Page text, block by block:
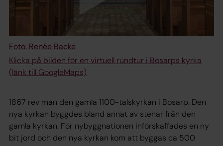
Foto: Renée Backe
Klicka på bilden för en virtuell rundtur i Bosarps kyrka
(länk till GoogleMaps)
1867 rev man den gamla 1100-talskyrkan i Bosarp. Den
nya kyrkan byggdes bland annat av stenar från den
gamla kyrkan. För nybyggnationen införskaffades en ny
bit jord och den nya kyrkan kom att byggas ca 500